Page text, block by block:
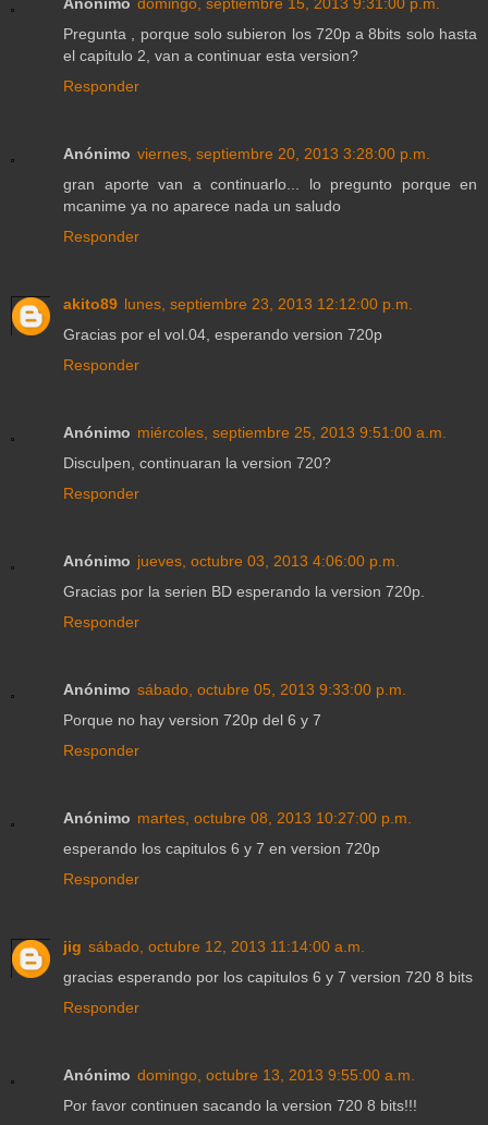
Pregunta , porque solo subieron los 720p a 8bits solo hasta
el capitulo 2, van a continuar esta version?
Responder
Anónimo viernes, septiembre 20, 2013 3:28:00 p.m.
gran aporte van a continuarlo... lo pregunto porque en
mcanime ya no aparece nada un saludo
Responder
akito89 lunes, septiembre 23, 2013 12:12:00 p.m.
Gracias por el vol.04, esperando version 720p
Responder
Anónimo miércoles, septiembre 25, 2013 9:51:00 a.m.
Disculpen, continuaran la version 720?
Responder
Anónimo jueves, octubre 03, 2013 4:06:00 p.m.
Gracias por la serien BD esperando la version 720p.
Responder
Anónimo sábado, octubre 05, 2013 9:33:00 p.m.
Porque no hay version 720p del 6 y 7
Responder
Anónimo martes, octubre 08, 2013 10:27:00 p.m.
esperando los capitulos 6 y 7 en version 720p
Responder
jig sábado, octubre 12, 2013 11:14:00 a.m.
gracias esperando por los capitulos 6 y 7 version 720 8 bits
Responder
Anónimo domingo, octubre 13, 2013 9:55:00 a.m.
Por favor continuen sacando la version 720 8 bits!!!